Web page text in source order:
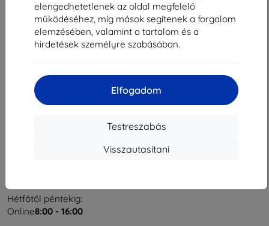
elengedhetetlenek az oldal megfelelő
működéséhez, míg mások segítenek a forgalom
elemzésében, valamint a tartalom és a
hirdetések személyre szabásában.
Elfogadom
Testreszabás
Visszautasítani
Shield-Sk s.r.o.
Rudolf Mocka utca 3750/2A
Cégjegyzékszám:46701494
ÁFA-azonosító:
SK2023549671
Hétfőtől péntekig:
Online8:00 - 16:00